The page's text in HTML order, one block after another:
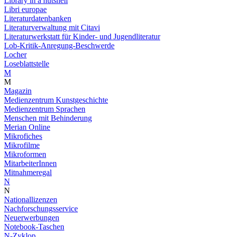
Libri europae
Literaturdatenbanken
Literaturverwaltung mit Citavi
Literaturwerkstatt für Kinder- und Jugendliteratur
Lob-Kritik-Anregung-Beschwerde
Locher
Loseblattstelle
M
M
Magazin
Medienzentrum Kunstgeschichte
Medienzentrum Sprachen
Menschen mit Behinderung
Merian Online
Mikrofiches
Mikrofilme
Mikroformen
MitarbeiterInnen
Mitnahmeregal
N
N
Nationallizenzen
Nachforschungsservice
Neuerwerbungen
Notebook-Taschen